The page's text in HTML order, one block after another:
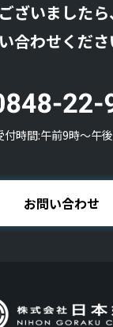
ざいました
い合わせくださ
付時間:午前9時〜午
お問い合わせ